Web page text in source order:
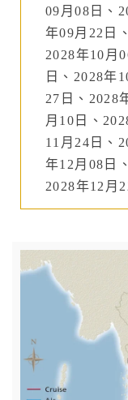
09月08日、
年09月22日
2028年10月
日、2028年
27日、2028
月10日、
11月24日、
年12月08日
2028年12月